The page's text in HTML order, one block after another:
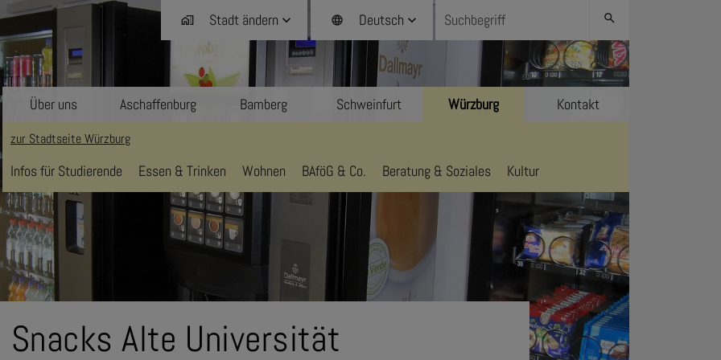
home_work Stadt ändern language Deutsch search
Über uns Aschaffenburg Bamberg Schweinfurt Würzburg
zur Stadtseite Würzburg
Infos für Studierende Essen & Trinken Wohnen BAföG & Co. Beratung & Soziales Kultur
Kontakt
Snacks Alte Universität